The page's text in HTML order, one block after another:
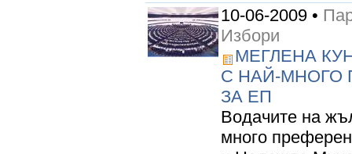
10-06-2009 •
Избори
МЕГЛЕНА
С НАЙ-МНОГО
ЗА ЕП
Водачите на
много